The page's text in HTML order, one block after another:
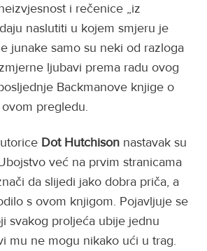
i rečenice „iz
naslutiti u kojem smjeru je
junake samo su neki od razloga
ljubavi prema radu ovog
Backmanove knjige o
pregledu.
Dot Hutchison nastavak su
već na prvim stranicama
da slijedi jako dobra priča, a
s ovom knjigom. Pojavljuje se
svakog proljeća ubije jednu
mu ne mogu nikako ući u trag.